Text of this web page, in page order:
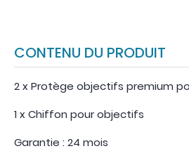
CONTENU DU PRODUIT
2 x Protège objectifs premium
1 x Chiffon pour objectifs
Garantie : 24 mois